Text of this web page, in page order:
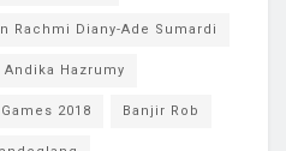
Rachmi Diany-Ade Sumardi
Andika Hazrumy
2018 Banjir Rob